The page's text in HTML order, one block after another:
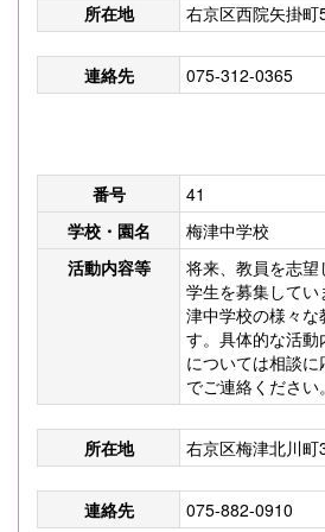
所在地 右京区西院矢掛町
連絡先 075-312-0365
番号
41
学校・園名
梅津中学校
活動内容等
将来、教員を志
学生を募集して
津中学校の様々な
す。具体的な活動
については相談に
でご連絡ください。
所在地 右京区梅津北川町
連絡先 075-882-0910